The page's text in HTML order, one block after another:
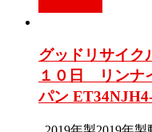
グッドリサイク
１０日 リンナ
パン